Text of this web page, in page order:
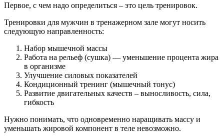
Первое, с чем надо определиться – это цель тренировок.
Тренировки для мужчин в тренажерном зале могут носить
следующую направленность:
Набор мышечной массы
Работа на рельеф (сушка) — уменьшение процента жира
в организме
Улучшение силовых показателей
Кондиционный тренинг (мышечный тонус)
Развитие двигательных качеств – выносливость, сила,
гибкость
Нужно понимать, что одновременно наращивать массу и
уменьшать жировой компонент в теле невозможно.